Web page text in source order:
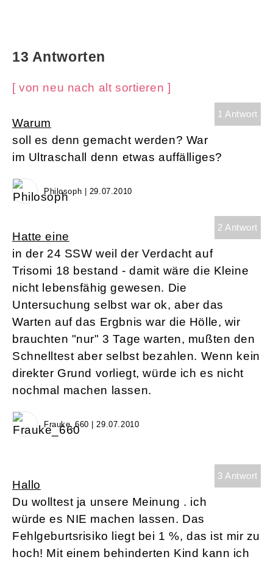
13 Antworten
[ von neu nach alt sortieren ]
1 Antwort
Warum
soll es denn gemacht werden? War
im Ultraschall denn etwas auffälliges?
Philosoph | 29.07.2010
2 Antwort
Hatte eine
in der 24 SSW weil der Verdacht auf
Trisomi 18 bestand - damit wäre die Kleine
nicht lebensfähig gewesen. Die
Untersuchung selbst war ok, aber das
Warten auf das Ergbnis war die Hölle, wir
brauchten "nur" 3 Tage warten, mußten den
Schnelltest aber selbst bezahlen. Wenn kein
direkter Grund vorliegt, würde ich es nicht
nochmal machen lassen.
Frauke_660 | 29.07.2010
3 Antwort
Hallo
Du wolltest ja unsere Meinung . ich
würde es NIE machen lassen. Das
Fehlgeburtsrisiko liegt bei 1 %, das ist mir zu
hoch! Mit einem behinderten Kind kann ich